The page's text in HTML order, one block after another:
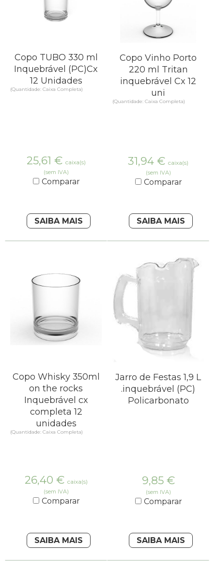
Copo TUBO 330 ml
Inquebrável (PC)Cx
12 Unidades
(Quantidade: Caixa Completa)
25,61 € caixa(s)
(sem IVA)
Comparar
SAIBA MAIS
Copo Vinho Porto
220 ml Tritan
inquebrável Cx 12
uni
(Quantidade: Caixa Completa)
31,94 € caixa(s)
(sem IVA)
Comparar
SAIBA MAIS
Copo Whisky 350ml
on the rocks
Inquebrável cx
completa 12
unidades
(Quantidade: Caixa Completa)
26,40 € caixa(s)
(sem IVA)
Comparar
SAIBA MAIS
Jarro de Festas 1,9 L
.inquebrável (PC)
Policarbonato
9,85 €
(sem IVA)
Comparar
SAIBA MAIS